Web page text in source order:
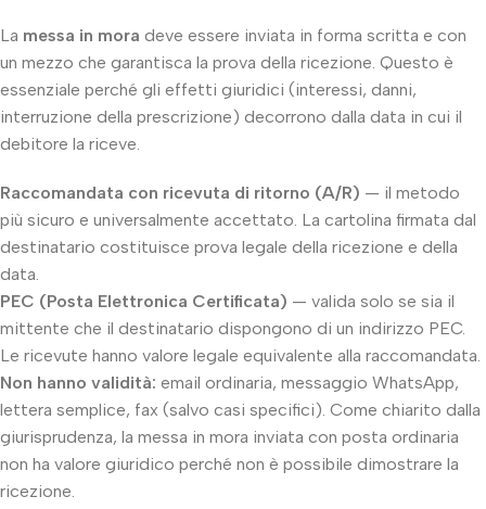
La messa in mora deve essere inviata in forma scritta e con
un mezzo che garantisca la prova della ricezione. Questo è
essenziale perché gli effetti giuridici (interessi, danni,
interruzione della prescrizione) decorrono dalla data in cui il
debitore la riceve.
Raccomandata con ricevuta di ritorno (A/R) — il metodo
più sicuro e universalmente accettato. La cartolina firmata dal
destinatario costituisce prova legale della ricezione e della
data.
PEC (Posta Elettronica Certificata) — valida solo se sia il
mittente che il destinatario dispongono di un indirizzo PEC.
Le ricevute hanno valore legale equivalente alla raccomandata.
Non hanno validità: email ordinaria, messaggio WhatsApp,
lettera semplice, fax (salvo casi specifici). Come chiarito dalla
giurisprudenza, la messa in mora inviata con posta ordinaria
non ha valore giuridico perché non è possibile dimostrare la
ricezione.